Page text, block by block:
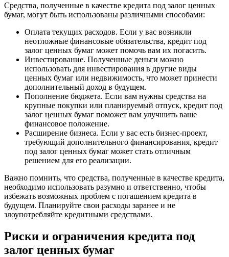
Средства, полученные в качестве кредита под залог ценных
бумаг, могут быть использованы различными способами:
Оплата текущих расходов. Если у вас возникли
неотложные финансовые обязательства, кредит под
залог ценных бумаг может помочь вам их погасить.
Инвестирование. Полученные деньги можно
использовать для инвестирования в другие виды
ценных бумаг или недвижимость, что может принести
дополнительный доход в будущем.
Пополнение бюджета. Если вам нужны средства на
крупные покупки или планируемый отпуск, кредит под
залог ценных бумаг поможет вам улучшить ваше
финансовое положение.
Расширение бизнеса. Если у вас есть бизнес-проект,
требующий дополнительного финансирования, кредит
под залог ценных бумаг может стать отличным
решением для его реализации.
Важно помнить, что средства, полученные в качестве кредита,
необходимо использовать разумно и ответственно, чтобы
избежать возможных проблем с погашением кредита в
будущем. Планируйте свои расходы заранее и не
злоупотребляйте кредитными средствами.
Риски и ограничения кредита под
залог ценных бумаг